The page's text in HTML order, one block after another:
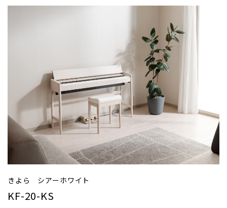
きよら シアーホワイト
KF-20-KS